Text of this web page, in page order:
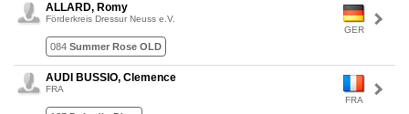
GER
ALLARD, Romy
Förderkreis Dressur Neuss e.V.
084 Summer Rose OLD
FRA
AUDI BUSSIO, Clemence
FRA